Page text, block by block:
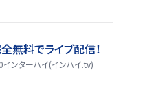
無料でライブ配信！
インターハイ(インハイ.tv)